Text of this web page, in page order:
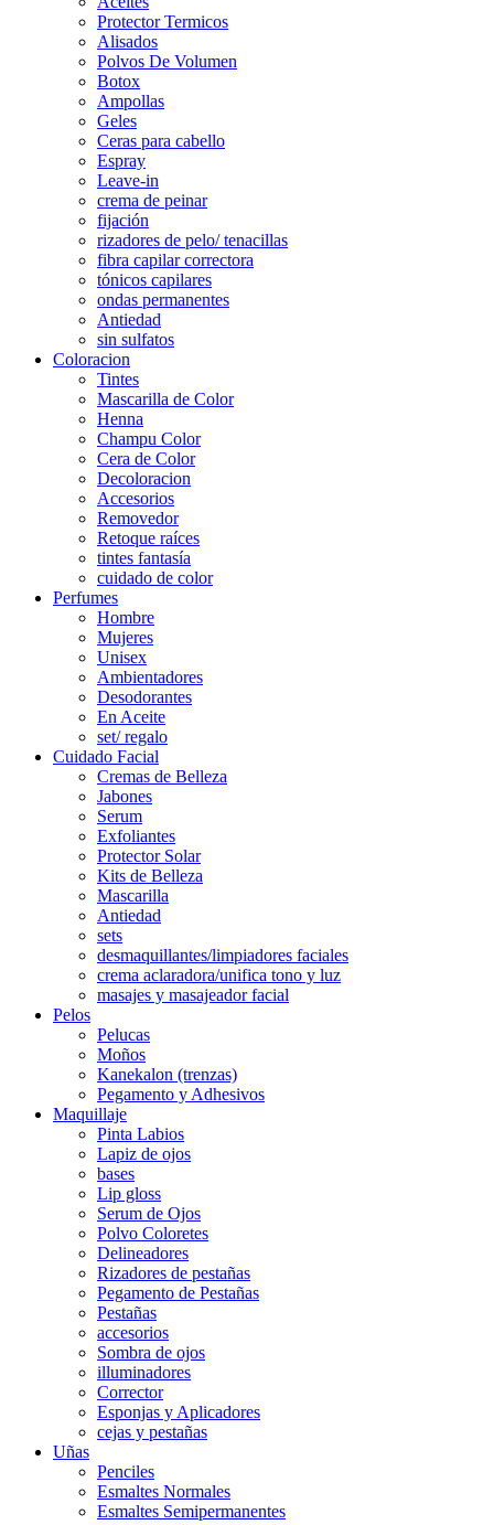
Protector Termicos
Alisados
Polvos De Volumen
Botox
Ampollas
Geles
Ceras para cabello
Espray
Leave-in
crema de peinar
fijación
rizadores de pelo/ tenacillas
fibra capilar correctora
tónicos capilares
ondas permanentes
Antiedad
sin sulfatos
Coloracion
Tintes
Mascarilla de Color
Henna
Champu Color
Cera de Color
Decoloracion
Accesorios
Removedor
Retoque raíces
tintes fantasía
cuidado de color
Perfumes
Hombre
Mujeres
Unisex
Ambientadores
Desodorantes
En Aceite
set/ regalo
Cuidado Facial
Cremas de Belleza
Jabones
Serum
Exfoliantes
Protector Solar
Kits de Belleza
Mascarilla
Antiedad
sets
desmaquillantes/limpiadores faciales
crema aclaradora/unifica tono y luz
masajes y masajeador facial
Pelos
Pelucas
Moños
Kanekalon (trenzas)
Pegamento y Adhesivos
Maquillaje
Pinta Labios
Lapiz de ojos
bases
Lip gloss
Serum de Ojos
Polvo Coloretes
Delineadores
Rizadores de pestañas
Pegamento de Pestañas
Pestañas
accesorios
Sombra de ojos
illuminadores
Corrector
Esponjas y Aplicadores
cejas y pestañas
Uñas
Penciles
Esmaltes Normales
Esmaltes Semipermanentes